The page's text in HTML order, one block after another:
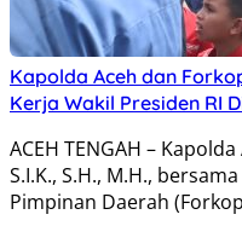
Kapolda Aceh dan
Kerja Wakil Presiden RI
ACEH TENGAH –
S.I.K., S.H., M.H.,
Pimpinan Daerah